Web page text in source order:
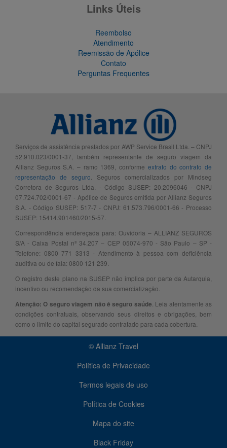
Links Úteis
Reembolso
Atendimento
Reemissão de Apólice
Contato
Perguntas Frequentes
Serviços de assistência prestados por AWP Service Brasil Ltda. – CNPJ
52.910.023/0001-37, também representante de seguro viagem da
Allianz Seguros S.A. – ramo 1369, conforme extrato do contrato de
representação de seguro . Seguros comercializados por Mindseg
Corretora de Seguros Ltda. - Código SUSEP: 20.2096046 - CNPJ
07.724.702/0001-67 - Apólice de Seguros emitida por Allianz Seguros
S.A. - Código SUSEP: 517-7 - CNPJ: 61.573.796/0001-66 - Processo
SUSEP: 15414.901460/2015-57.
Correspondência endereçada para: Ouvidoria – ALLIANZ SEGUROS
S/A - Caixa Postal nº 34.207 – CEP 05074-970 - São Paulo – SP -
Telefone: 0800 771 3313 - Atendimento à pessoa com deficiência
auditiva ou de fala: 0800 121 239.
O registro deste plano na SUSEP não implica por parte da Autarquia,
incentivo ou recomendação da sua comercialização.
Atenção: O seguro viagem não é seguro saúde . Leia atentamente as
condições contratuais, observando seus direitos e obrigações, bem
como o limite do capital segurado contratado para cada cobertura.
© Allianz Travel
Política de Privacidade
Termos legais de uso
Política de Cookies
Mapa do site
Black Friday